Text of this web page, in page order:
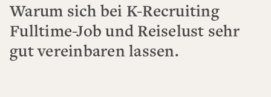
Warum sich bei K-Recruiting
Fulltime-Job und Reiselust sehr
gut vereinbaren lassen.